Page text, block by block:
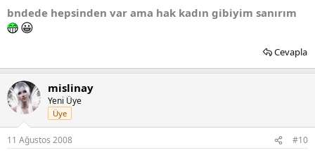
bndede hepsinden var ama hak kadın gibiyim sanırım
😀
Cevapla
mislinay
Yeni Üye
Üye
11 Ağustos 2008 #10